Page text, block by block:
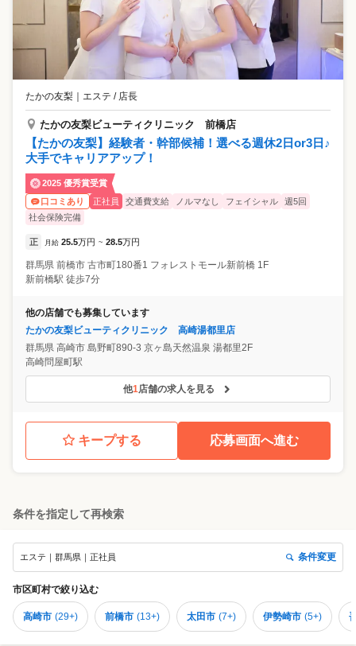
たかの友梨 エステ / 店長
たかの友梨ビューティクリニック 前橋店
【たかの友梨】経験者・幹部候補！選べる週休2日or3日♪
大手でキャリアアップ！
2025 優秀賞受賞
口コミあり
正社員 交通費支給 ノルマなし フェイシャル
週5回
社会保険完備
正 月給 25.5万円 ~ 28.5万円
群馬県 前橋市 古市町180番1 フォレストモール新前橋 1F
新前橋駅 徒歩7分
他の店舗でも募集しています
たかの友梨ビューティクリニック 高崎湯都里店
群馬県 高崎市 島野町890-3 京ヶ島天然温泉 湯都里2F
高崎問屋町駅
他1店舗の求人を見る
キープする 応募画面へ進む
条件を指定して再検索
エステ｜群馬県｜正社員 条件変更
市区町村で絞り込む
高崎市 (29+) 前橋市 (13+) 太田市 (7+) 伊勢崎市 (5+)